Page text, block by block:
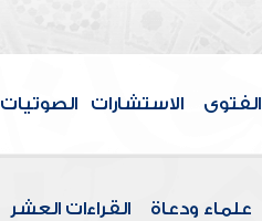
الفتوى الاستشارات الصوتيات
علماء ودعاة القراءات العشر